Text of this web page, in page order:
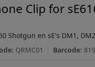
Clip for
Shotgun en sE's DM1,
QRMC01 Barcode: